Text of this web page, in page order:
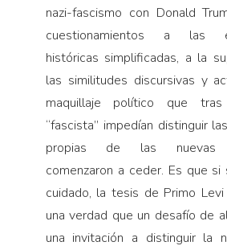
nazi-fascismo con Donald
cuestionamientos a las
históricas simplificadas, a la
las similitudes discursivas y
maquillaje político que
“fascista” impedían distinguir
propias de las nuevas
comenzaron a ceder. Es que
cuidado, la tesis de Primo
una verdad que un desafío de
una invitación a distinguir la